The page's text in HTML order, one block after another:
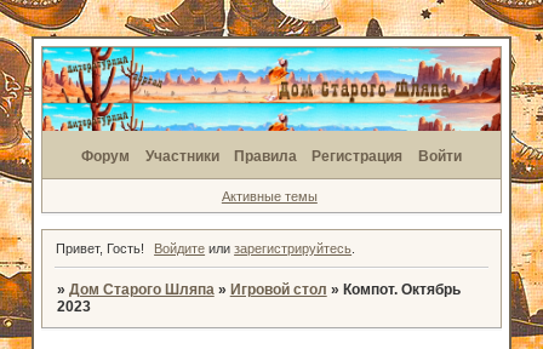
Форум Участники Правила Регистрация Войти
Активные темы
Привет, Гость! Войдите илизарегистрируйтесь
» Дом Старого Шляпа » Игровой стол » Компот. Октябрь
2023